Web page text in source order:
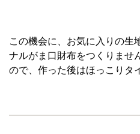
この機会に、お気に入りの生
ナルがま口財布をつくりませ
ので、作った後はほっこりタ